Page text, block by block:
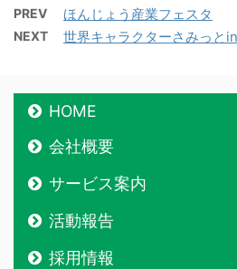
PREV ほんじょう産業フェスタ
NEXT 世界キャラクターさみっと
HOME
会社概要
サービス案内
活動報告
採用情報